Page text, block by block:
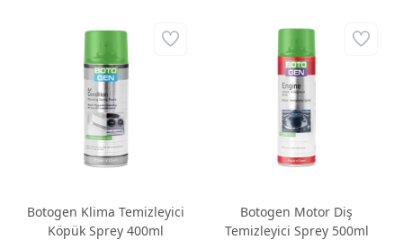
Botogen Klima Temizleyici
Köpük Sprey 400ml
Botogen Motor Diş
Temizleyici Sprey 500ml